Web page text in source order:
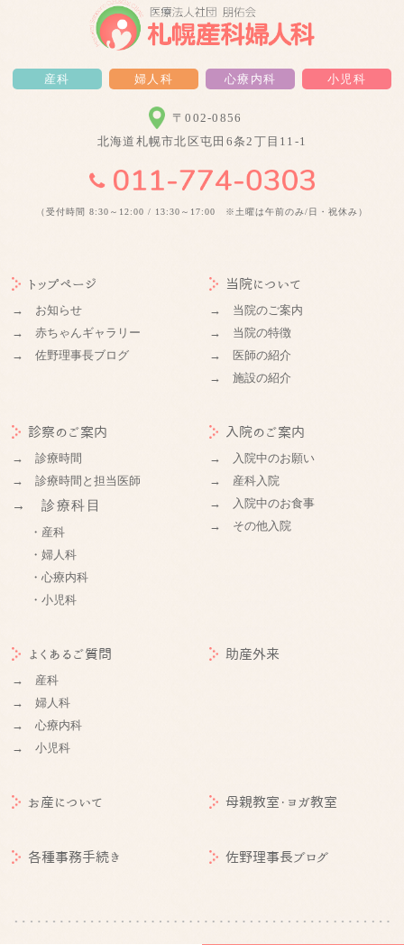
産科 婦人科 心療内科 小児科
〒002-0856
北海道札幌市北区屯田6条2丁目11-1
（受付時間 8:30～12:00 / 13:30～17:00 ※土曜は午前のみ/日・祝休み）
トップページ
→ お知らせ
→ 赤ちゃんギャラリー
→ 佐野理事長ブログ
当院について
→ 当院のご案内
→ 当院の特徴
→ 医師の紹介
→ 施設の紹介
診察のご案内
→ 診療時間
→ 診療時間と担当医師
→ 診療科目
・産科
・婦人科
・心療内科
・小児科
入院のご案内
→ 入院中のお願い
→ 産科入院
→ 入院中のお食事
→ その他入院
よくあるご質問
→ 産科
→ 婦人科
→ 心療内科
→ 小児科
助産外来
お産について 母親教室・ヨガ教室
各種事務手続き 佐野理事長ブログ